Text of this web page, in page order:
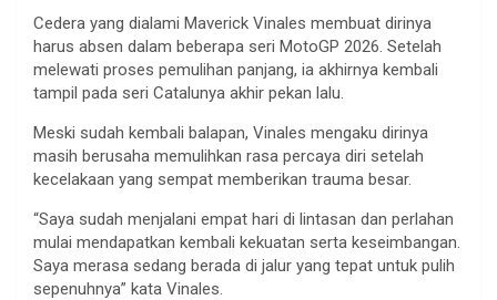
Cedera yang dialami Maverick Vinales membuat dirinya
harus absen dalam beberapa seri MotoGP 2026. Setelah
melewati proses pemulihan panjang, ia akhirnya kembali
tampil pada seri Catalunya akhir pekan lalu.
Meski sudah kembali balapan, Vinales mengaku dirinya
masih berusaha memulihkan rasa percaya diri setelah
kecelakaan yang sempat memberikan trauma besar.
“Saya sudah menjalani empat hari di lintasan dan perlahan
mulai mendapatkan kembali kekuatan serta keseimbangan.
Saya merasa sedang berada di jalur yang tepat untuk pulih
sepenuhnya” kata Vinales.